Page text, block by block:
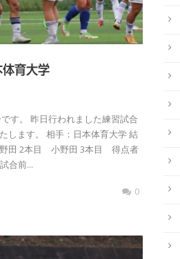
体育大学
す。 昨日行われました練習試合
します。 相手：日本体育大学 結
田 2本目 小野田 3本目 得点者
合前...
0